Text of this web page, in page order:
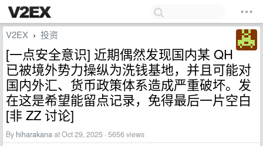
V2EX › 投资
[一点安全意识] 近期偶然发现国内某 QH
已被境外势力操纵为洗钱基地，并且可能对
国内外汇、货币政策体系造成严重破坏。发
在这是希望能留点记录，免得最后一片空白
[非 ZZ 讨论]
By hiharakanaat Oct 29, 2025 · 5656 views